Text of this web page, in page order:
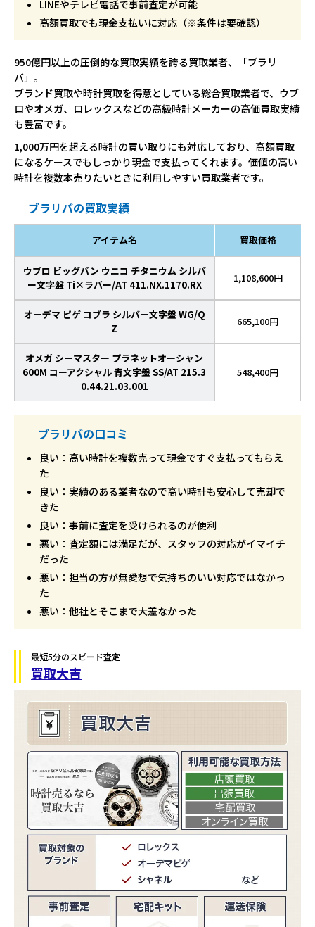
LINEやテレビ電話で事前査定が可能
高額買取でも現金支払いに対応（※条件は要確認）
950億円以上の圧倒的な買取実績を誇る買取業者、「ブラリ
バ」。
ブランド買取や時計買取を得意としている総合買取業者で、ウブ
ロやオメガ、ロレックスなどの高級時計メーカーの高価買取実績
も豊富です。
1,000万円を超える時計の買い取りにも対応しており、高額買取
になるケースでもしっかり現金で支払ってくれます。価値の高い
時計を複数本売りたいときに利用しやすい買取業者です。
ブラリバの買取実績
アイテム名 買取価格
ウブロ ビッグバン ウニコ チタニウム シルバ
ー文字盤 Ti×ラバー/AT 411.NX.1170.RX
1,108,600円
オーデマ ピゲ コブラ シルバー文字盤 WG/Q
Z
665,100円
オメガ シーマスター プラネットオーシャン
600M コーアクシャル 青文字盤 SS/AT 215.3
0.44.21.03.001
548,400円
ブラリバの口コミ
良い：高い時計を複数売って現金ですぐ支払ってもらえ
た
良い：実績のある業者なので高い時計も安心して売却で
きた
良い：事前に査定を受けられるのが便利
悪い：査定額には満足だが、スタッフの対応がイマイチ
だった
悪い：担当の方が無愛想で気持ちのいい対応ではなかっ
た
悪い：他社とそこまで大差なかった
最短5分のスピード査定
買取大吉